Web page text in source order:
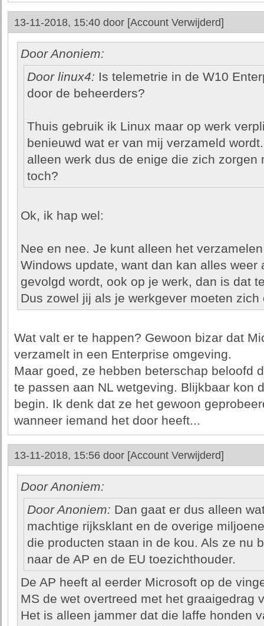
13-11-2018, 15:40 door [Account Verwijderd]
Door Anoniem:
Door linux4: Is telemetrie in de W10
door de beheerders?
Thuis gebruik ik Linux maar op werk
benieuwd wat er van mij verzameld
alleen werk dus de enige die zich zorgen
toch?
Ok, ik hap wel:
Nee en nee. Je kunt alleen het
Windows update, want dan kan alles weer
gevolgd wordt, ook op je werk, dan is dat
Dus zowel jij als je werkgever moeten
Wat valt er te happen? Gewoon bizar dat
verzamelt in een Enterprise omgeving.
Maar goed, ze hebben beterschap beloofd
te passen aan NL wetgeving. Blijkbaar kon
begin. Ik denk dat ze het gewoon
wanneer iemand het door heeft...
13-11-2018, 15:56 door [Account Verwijderd]
Door Anoniem:
Door Anoniem: Dan gaat er dus alleen
machtige rijksklant en de overige
die producten staan in de kou. Als ze nu
naar de AP en de EU toezichthouder.
De AP heeft al eerder Microsoft op de
MS de wet overtreed met het graaigedrag
Het is alleen jammer dat die laffe honden